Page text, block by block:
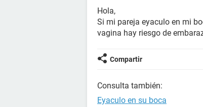
Hola,
Si mi pareja eyaculo en mi
vagina hay riesgo de
Compartir
Consulta también:
Eyaculo en su boca